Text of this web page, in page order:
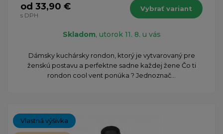
od 33,90 €
s DPH
Vybrať variant
Skladom, utorok 11. 8. u vás
Dámsky kuchársky rondon, ktorý je vytvarovaný pre
ženskú postavu a perfektne sadne každej žene Čo ti
rondon cool vent ponúka ? Jednoznač...
Vlastná výšivka